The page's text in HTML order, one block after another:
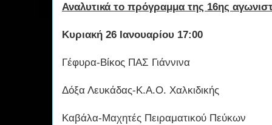
Αναλυτικά το πρόγραμμα της 16ης
Κυριακή 26 Ιανουαρίου 17:00
Γέφυρα-Βίκος ΠΑΣ Γιάννινα
Δόξα Λευκάδας-Κ.Α.Ο. Χαλκιδικής
Καβάλα-Μαχητές Πειραματικού Πεύκων